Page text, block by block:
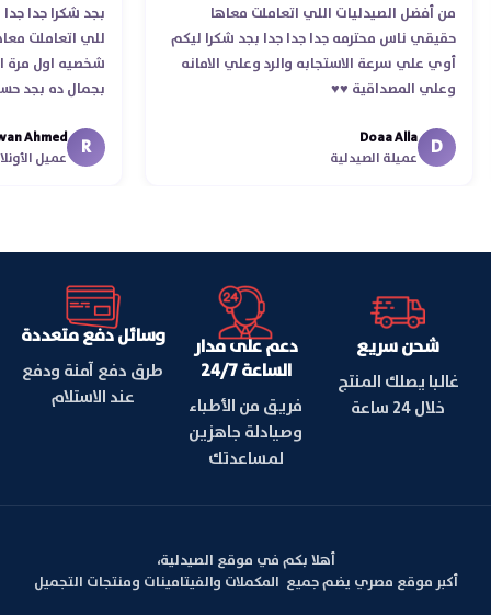
من أفضل الصيدليات اللي اتعاملت معاها
حقيقي ناس محترمه جدا جدا جدا بجد شكرا ليكم
أوي علي سرعة الاستجابه والرد وعلي الامانه
وعلي المصداقية ♥️♥️‏
D
Doaa Alla
عميلة الصيدلية
بجد شكرا جدا
للي اتعاملت
شخصيه اول
بجمال ده
اسكندرية
R
Ahmed
عميل
شحن سريع
غالبا يصلك المنتج
خلال 24 ساعة
دعم على مدار
الساعة 24/7
فريق من الأطباء
وصيادلة جاهزين
لمساعدتك
وسائل دفع متعددة
طرق دفع آمنة ودفع
عند الاستلام
أهلا بكم في موقع الصيدلية،
أكبر موقع مصري يضم جميع المكملات والفيتامينات ومنتجات التجميل